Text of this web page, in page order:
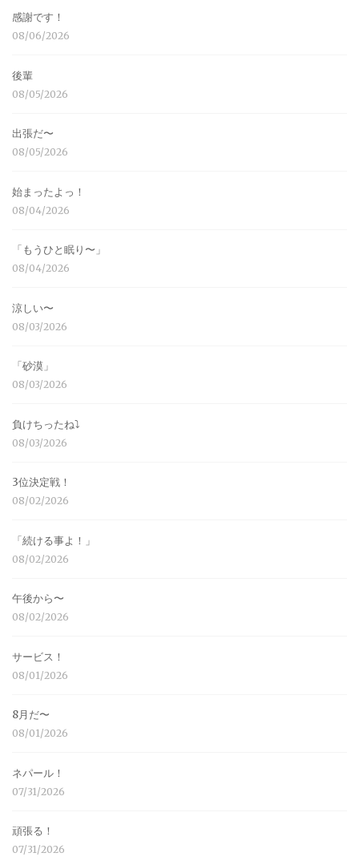
感謝です！
08/06/2026
後輩
08/05/2026
出張だ〜
08/05/2026
始まったよっ！
08/04/2026
「もうひと眠り〜」
08/04/2026
涼しい〜
08/03/2026
「砂漠」
08/03/2026
負けちったね⤵︎
08/03/2026
3位決定戦！
08/02/2026
「続ける事よ！」
08/02/2026
午後から〜
08/02/2026
サービス！
08/01/2026
8月だ〜
08/01/2026
ネパール！
07/31/2026
頑張る！
07/31/2026